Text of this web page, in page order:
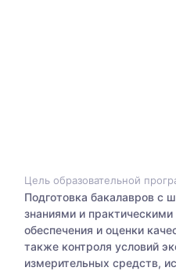
Цель образовательной
Подготовка бакалавров с
знаниями и
обеспечения и оценки
также контроля условий
измерительных средств,